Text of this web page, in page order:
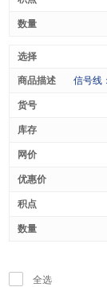
信号线：3396
全选